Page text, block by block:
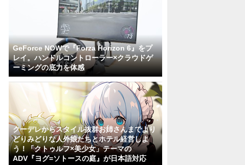
GeForce NOWで『Forza Horizon 6』をプ
レイ。ハンドルコントローラー×クラウドゲ
ーミングの底力を体感
クーデレからスタイル抜群お姉さんまでより
どりみどりな人外娘たちとホテル経営しよ
う！「クトゥルフ×美少女」テーマの
ADV『ヨグ=ソトースの庭』が日本語対応